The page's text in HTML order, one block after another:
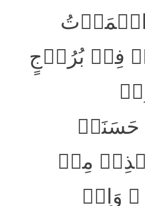
فِیۡ بُرُوۡجٍ
مِنۡ
وَاِنۡ